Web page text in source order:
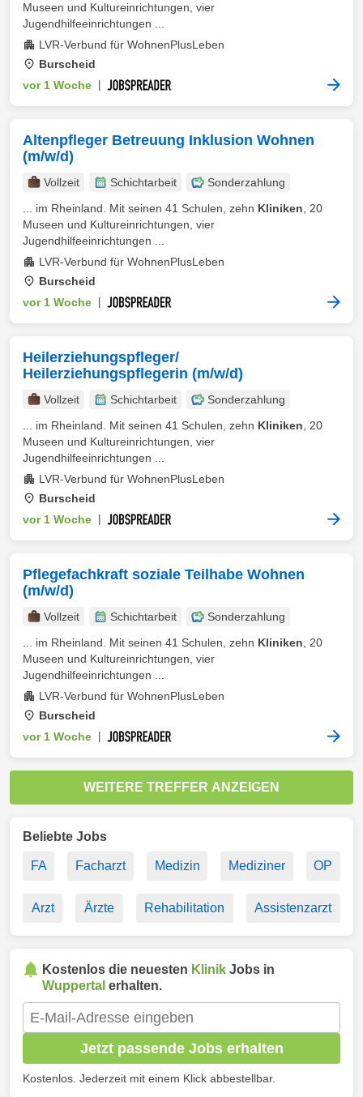
Museen und Kultureinrichtungen, vier
Jugendhilfeeinrichtungen ...
LVR-Verbund für WohnenPlusLeben
Burscheid
vor 1 Woche
Altenpfleger Betreuung Inklusion Wohnen
(m/w/d)
Vollzeit Schichtarbeit
Sonderzahlung
... im Rheinland. Mit seinen 41 Schulen, zehn Kliniken , 20
Museen und Kultureinrichtungen, vier
Jugendhilfeeinrichtungen ...
LVR-Verbund für WohnenPlusLeben
Burscheid
vor 1 Woche
Heilerziehungspfleger/
Heilerziehungspflegerin (m/w/d)
Vollzeit Schichtarbeit
Sonderzahlung
... im Rheinland. Mit seinen 41 Schulen, zehn Kliniken , 20
Museen und Kultureinrichtungen, vier
Jugendhilfeeinrichtungen ...
LVR-Verbund für WohnenPlusLeben
Burscheid
vor 1 Woche
Pflegefachkraft soziale Teilhabe Wohnen
(m/w/d)
Vollzeit Schichtarbeit
Sonderzahlung
... im Rheinland. Mit seinen 41 Schulen, zehn Kliniken , 20
Museen und Kultureinrichtungen, vier
Jugendhilfeeinrichtungen ...
LVR-Verbund für WohnenPlusLeben
Burscheid
vor 1 Woche
WEITERE TREFFER ANZEIGEN
Beliebte Jobs
FA Facharzt Medizin Mediziner OP
Arzt Ärzte Rehabilitation Assistenzarzt
Kostenlos die neuesten Klinik Jobs in
Wuppertal erhalten.
Jetzt passende Jobs erhalten
Kostenlos. Jederzeit mit einem Klick abbestellbar.